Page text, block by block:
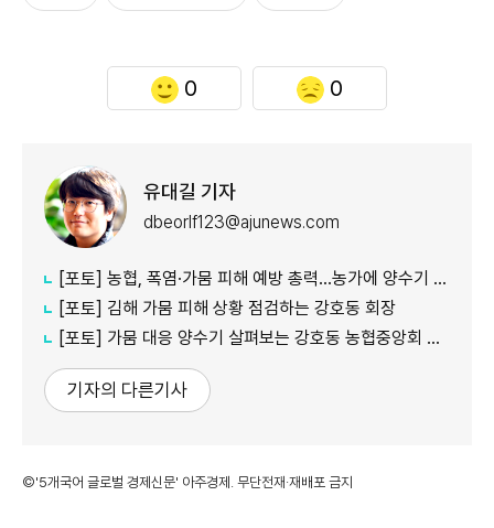
0 0
유대길 기자
dbeorlf123@ajunews.com
[포토] 농협, 폭염·가뭄 피해 예방 총력…농가에 양수기 지원
[포토] 김해 가뭄 피해 상황 점검하는 강호동 회장
[포토] 가뭄 대응 양수기 살펴보는 강호동 농협중앙회 회장
기자의 다른기사
©'5개국어 글로벌 경제신문' 아주경제. 무단전재·재배포 금지